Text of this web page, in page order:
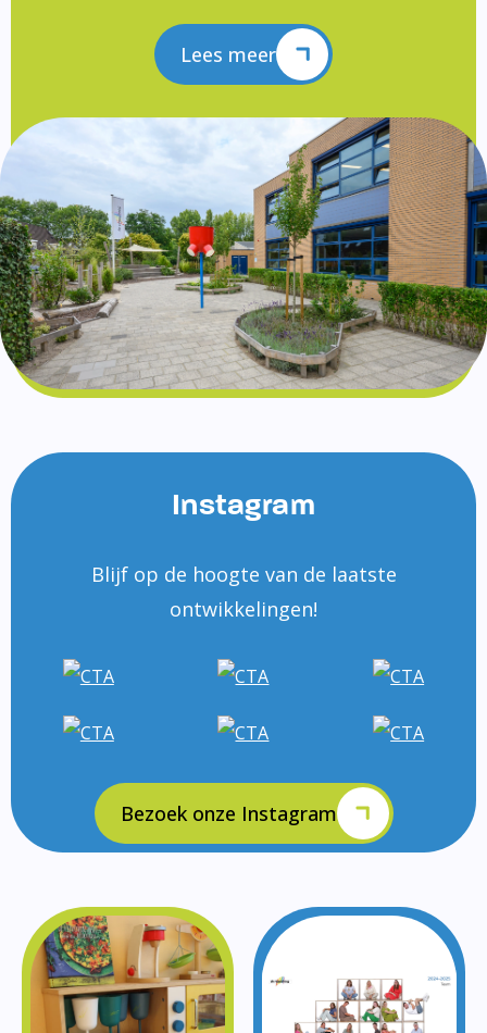
Lees meer
Instagram
Blijf op de hoogte van de laatste
ontwikkelingen!
Bezoek onze Instagram